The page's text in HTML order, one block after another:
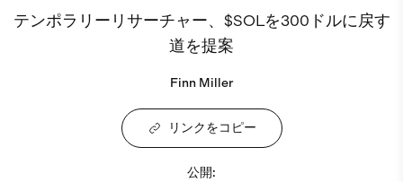
テンポラリーリサーチャー、$SOLを300ドルに戻す
道を提案
Finn Miller
リンクをコピー
公開: